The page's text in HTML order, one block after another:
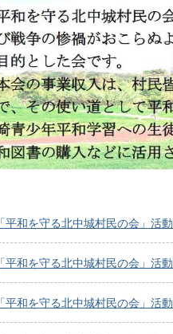
「平和を守る北中城村民の会」活
「平和を守る北中城村民の会」活
「平和を守る北中城村民の会」活